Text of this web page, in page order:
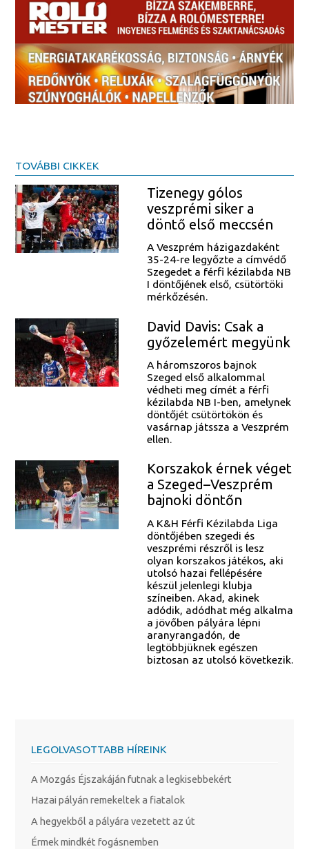
TOVÁBBI CIKKEK
Tizenegy gólos
veszprémi siker a
döntő első meccsén
A Veszprém házigazdaként
35-24-re legyőzte a címvédő
Szegedet a férfi kézilabda NB
I döntőjének első, csütörtöki
mérkőzésén.
David Davis: Csak a
győzelemért megyünk
A háromszoros bajnok
Szeged első alkalommal
védheti meg címét a férfi
kézilabda NB I-ben, amelynek
döntőjét csütörtökön és
vasárnap játssza a Veszprém
ellen.
Korszakok érnek véget
a Szeged–Veszprém
bajnoki döntőn
A K&H Férfi Kézilabda Liga
döntőjében szegedi és
veszprémi részről is lesz
olyan korszakos játékos, aki
utolsó hazai fellépésére
készül jelenlegi klubja
színeiben. Akad, akinek
adódik, adódhat még alkalma
a jövőben pályára lépni
aranyrangadón, de
legtöbbjüknek egészen
biztosan az utolsó következik.
LEGOLVASOTTABB HÍREINK
A Mozgás Éjszakáján futnak a legkisebbekért
Hazai pályán remekeltek a fiatalok
A hegyekből a pályára vezetett az út
Érmek mindkét fogásnemben